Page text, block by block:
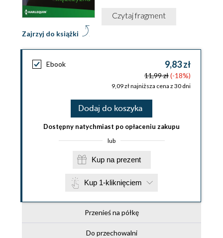
Zajrzyj do książki
Czytaj fragment
Ebook 9,83 zł
11,99 zł(-18%)
9,09 zł najniższa cena z 30 dni
Dodaj do koszyka
Dostępny natychmiast po opłaceniu zakupu
lub
Kup na prezent
Kup 1-kliknięciem
Przenieś na półkę
Do przechowalni